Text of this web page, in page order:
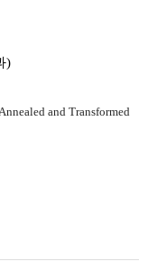
)
and Transformed